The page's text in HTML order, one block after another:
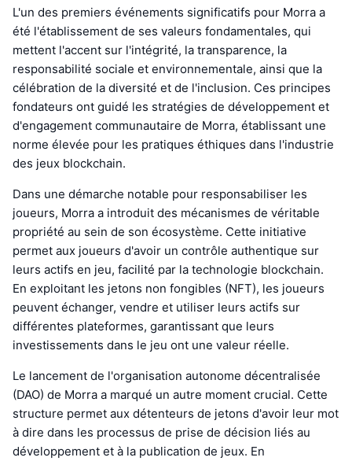
L'un des premiers événements significatifs pour Morra a
été l'établissement de ses valeurs fondamentales, qui
mettent l'accent sur l'intégrité, la transparence, la
responsabilité sociale et environnementale, ainsi que la
célébration de la diversité et de l'inclusion. Ces principes
fondateurs ont guidé les stratégies de développement et
d'engagement communautaire de Morra, établissant une
norme élevée pour les pratiques éthiques dans l'industrie
des jeux blockchain.
Dans une démarche notable pour responsabiliser les
joueurs, Morra a introduit des mécanismes de véritable
propriété au sein de son écosystème. Cette initiative
permet aux joueurs d'avoir un contrôle authentique sur
leurs actifs en jeu, facilité par la technologie blockchain.
En exploitant les jetons non fongibles (NFT), les joueurs
peuvent échanger, vendre et utiliser leurs actifs sur
différentes plateformes, garantissant que leurs
investissements dans le jeu ont une valeur réelle.
Le lancement de l'organisation autonome décentralisée
(DAO) de Morra a marqué un autre moment crucial. Cette
structure permet aux détenteurs de jetons d'avoir leur mot
à dire dans les processus de prise de décision liés au
développement et à la publication de jeux. En